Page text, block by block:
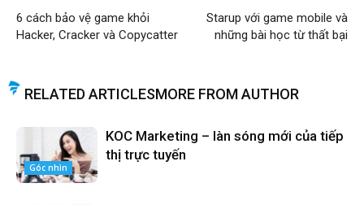
6 cách bảo vệ game khỏi
Hacker, Cracker và Copycatter
Starup với game mobile và
những bài học từ thất bại
RELATED ARTICLESMORE FROM AUTHOR
Góc nhìn
KOC Marketing – làn sóng mới của tiếp
thị trực tuyến